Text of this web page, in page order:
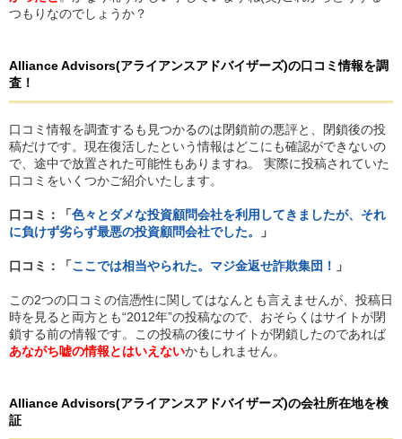
つもりなのでしょうか？
Alliance Advisors(アライアンスアドバイザーズ)の口コミ情報を調
査！
口コミ情報を調査するも見つかるのは閉鎖前の悪評と、閉鎖後の投
稿だけです。現在復活したという情報はどこにも確認ができないの
で、途中で放置された可能性もありますね。 実際に投稿されていた
口コミをいくつかご紹介いたします。
口コミ：「色々とダメな投資顧問会社を利用してきましたが、それ
に負けず劣らず最悪の投資顧問会社でした。
」
口コミ：「ここでは相当やられた。マジ金返せ詐欺集団！ 」
この2つの口コミの信憑性に関してはなんとも言えませんが、投稿日
時を見ると両方とも“2012年”の投稿なので、おそらくはサイトが閉
鎖する前の情報です。この投稿の後にサイトが閉鎖したのであれば
あながち嘘の情報とはいえないかもしれません。
Alliance Advisors(アライアンスアドバイザーズ)の会社所在地を検
証